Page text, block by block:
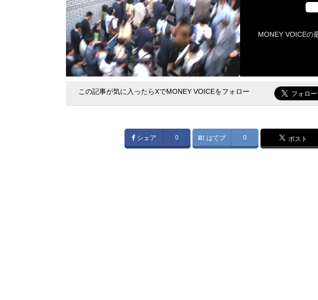
MONEY VOICEの
この記事が気に入ったらXでMONEY VOICEをフォロー
シェア 0 はてブ 0 ポスト